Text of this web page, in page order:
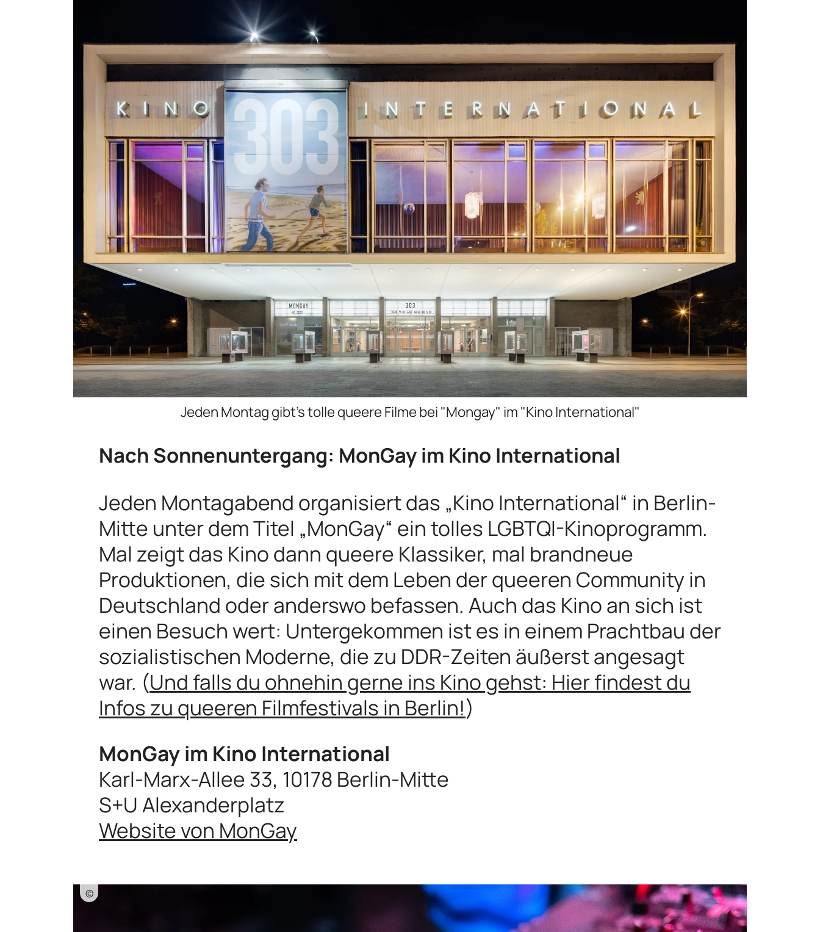
Jeden Montag gibt's tolle queere Filme bei "Mongay" im "Kino International"
Nach Sonnenuntergang: MonGay im Kino International
Jeden Montagabend organisiert das „Kino International“ in Berlin-
Mitte unter dem Titel „MonGay“ ein tolles LGBTQI-Kinoprogramm.
Mal zeigt das Kino dann queere Klassiker, mal brandneue
Produktionen, die sich mit dem Leben der queeren Community in
Deutschland oder anderswo befassen. Auch das Kino an sich ist
einen Besuch wert: Untergekommen ist es in einem Prachtbau der
sozialistischen Moderne, die zu DDR-Zeiten äußerst angesagt
war. (Und falls du ohnehin gerne ins Kino gehst: Hier findest du
Infos zu queeren Filmfestivals in Berlin!)
MonGay im Kino International
Karl-Marx-Allee 33, 10178 Berlin-Mitte
S+U Alexanderplatz
Website von MonGay
©